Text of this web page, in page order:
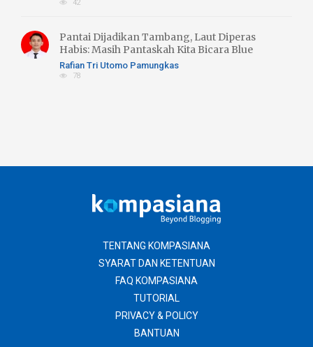
42
Pantai Dijadikan Tambang, Laut Diperas
Habis: Masih Pantaskah Kita Bicara Blue
Economy atau Blue Trust Exlpoitation??
Rafian Tri Utomo Pamungkas
78
TENTANG KOMPASIANA
SYARAT DAN KETENTUAN
FAQ KOMPASIANA
TUTORIAL
PRIVACY & POLICY
BANTUAN